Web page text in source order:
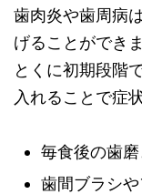
歯肉炎や歯周病
げることができま
とくに初期段階
入れることで症
毎食後の歯
歯間ブラシ